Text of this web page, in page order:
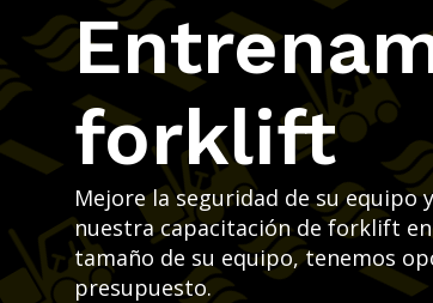
forklift
Mejore la seguridad de su
nuestra capacitación de forklift
tamaño de su equipo, tenemos
presupuesto.